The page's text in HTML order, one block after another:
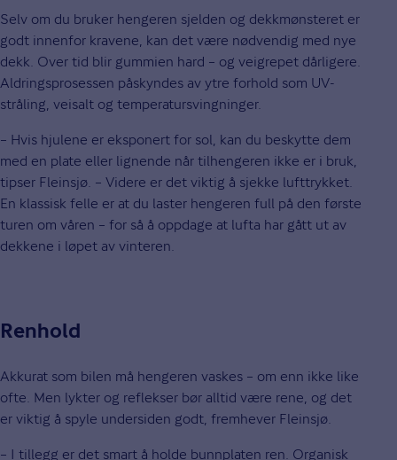
Selv om du bruker hengeren sjelden og dekkmønsteret er
godt innenfor kravene, kan det være nødvendig med nye
dekk. Over tid blir gummien hard – og veigrepet dårligere.
Aldringsprosessen påskyndes av ytre forhold som UV-
stråling, veisalt og temperatursvingninger.
– Hvis hjulene er eksponert for sol, kan du beskytte dem
med en plate eller lignende når tilhengeren ikke er i bruk,
tipser Fleinsjø. – Videre er det viktig å sjekke lufttrykket.
En klassisk felle er at du laster hengeren full på den første
turen om våren – for så å oppdage at lufta har gått ut av
dekkene i løpet av vinteren.
Renhold
Akkurat som bilen må hengeren vaskes – om enn ikke like
ofte. Men lykter og reflekser bør alltid være rene, og det
er viktig å spyle undersiden godt, fremhever Fleinsjø.
– I tillegg er det smart å holde bunnplaten ren. Organisk